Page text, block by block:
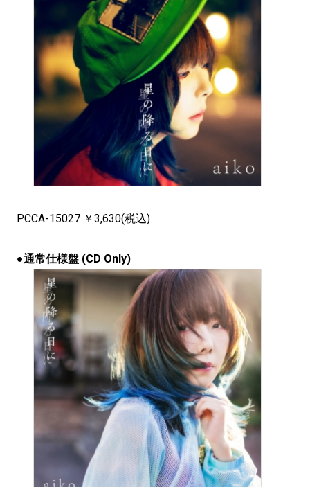
PCCA-15027 ￥3,630(税込)
●通常仕様盤 (CD Only)